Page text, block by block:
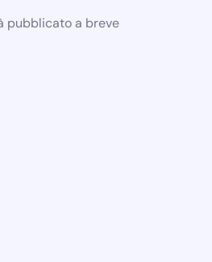
pubblicato a breve